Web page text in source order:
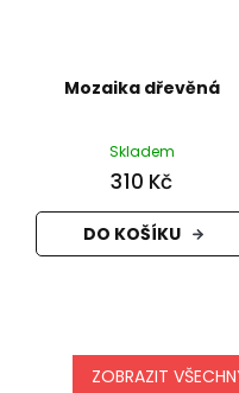
Mozaika dřevěná
Skladem
310 Kč
DO KOŠÍKU
ZOBRAZIT